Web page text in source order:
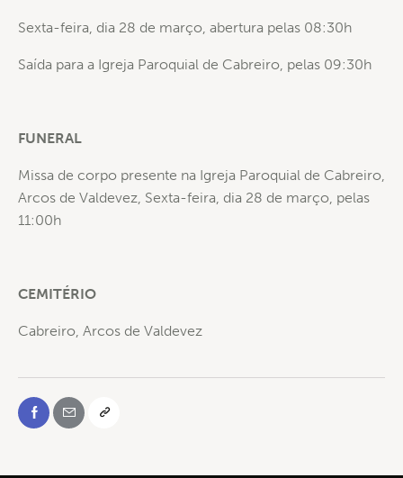
Sexta-feira, dia 28 de março, abertura pelas 08:30h
Saída para a Igreja Paroquial de Cabreiro, pelas 09:30h
FUNERAL
Missa de corpo presente na Igreja Paroquial de Cabreiro,
Arcos de Valdevez, Sexta-feira, dia 28 de março, pelas
11:00h
CEMITÉRIO
Cabreiro, Arcos de Valdevez